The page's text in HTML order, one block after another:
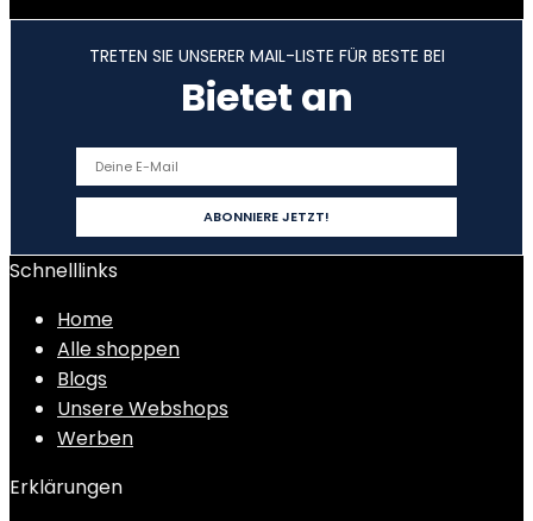
TRETEN SIE UNSERER MAIL-LISTE FÜR BESTE BEI
Bietet an
Schnelllinks
Home
Alle shoppen
Blogs
Unsere Webshops
Werben
Erklärungen